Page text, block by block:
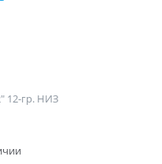
12-гр. НИЗ